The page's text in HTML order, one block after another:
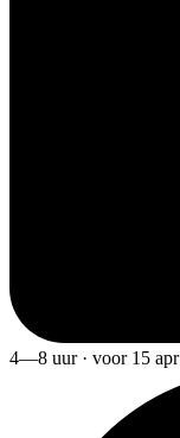
4—8 uur · voor 15